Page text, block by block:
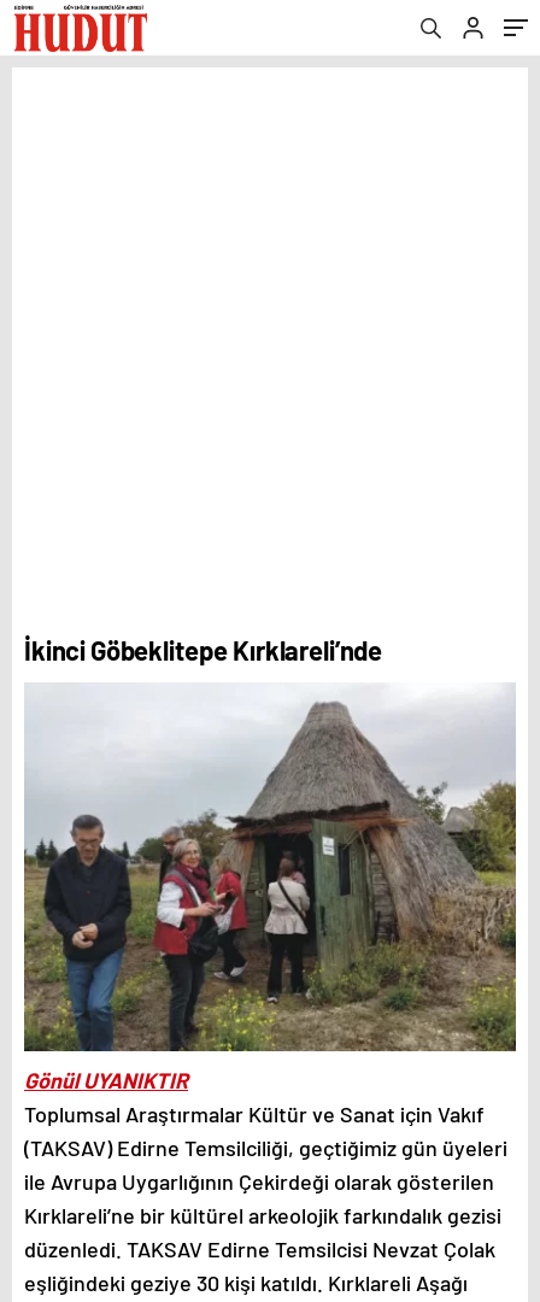
İkinci Göbeklitepe Kırklareli’nde
Gönül UYANIKTIR
Toplumsal Araştırmalar Kültür ve Sanat için Vakıf
(TAKSAV) Edirne Temsilciliği, geçtiğimiz gün üyeleri
ile Avrupa Uygarlığının Çekirdeği olarak gösterilen
Kırklareli’ne bir kültürel arkeolojik farkındalık gezisi
düzenledi. TAKSAV Edirne Temsilcisi Nevzat Çolak
eşliğindeki geziye 30 kişi katıldı. Kırklareli Aşağı